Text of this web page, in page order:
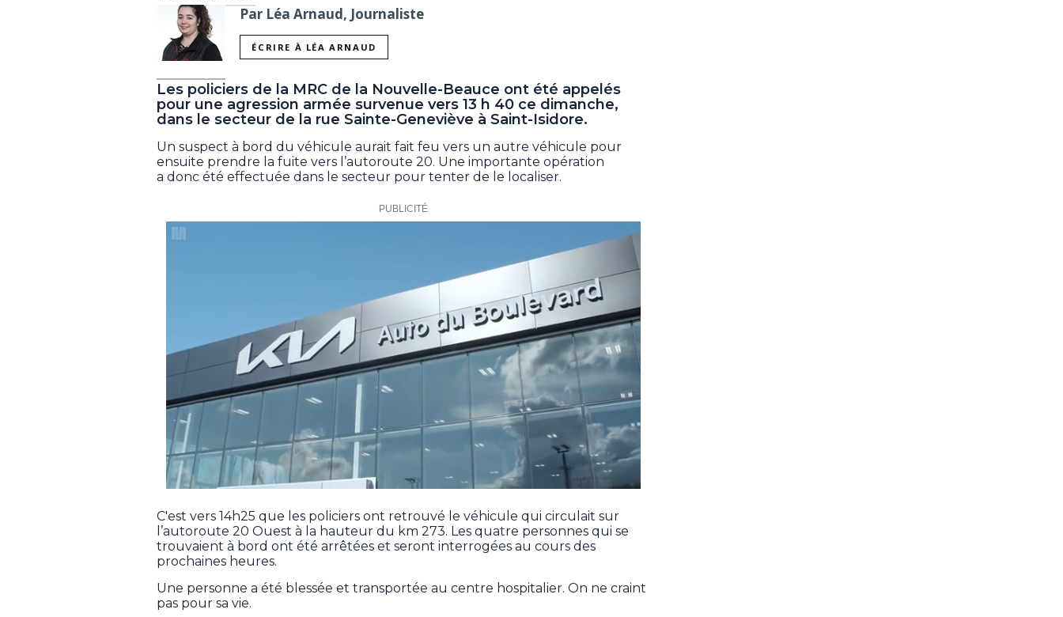
Par Léa Arnaud, Journaliste
ÉCRIRE À LÉA ARNAUD
Les policiers de la MRC de la Nouvelle-Beauce ont été appelés
pour une agression armée survenue vers 13 h 40 ce dimanche,
dans le secteur de la rue Sainte-Geneviève à Saint-Isidore.
Un suspect à bord du véhicule aurait fait feu vers un autre véhicule pour
ensuite prendre la fuite vers l’autoroute 20. Une importante opération
a donc été effectuée dans le secteur pour tenter de le localiser.
C'est vers 14h25 que les policiers ont retrouvé le véhicule qui circulait sur
l’autoroute 20 Ouest à la hauteur du km 273. Les quatre personnes qui se
trouvaient à bord ont été arrêtées et seront interrogées au cours des
prochaines heures.
Une personne a été blessée et transportée au centre hospitalier. On ne craint
pas pour sa vie.